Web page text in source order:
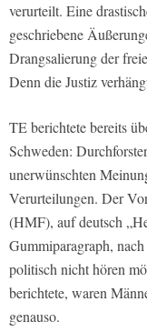
verurteilt. Eine
geschriebene
Drangsalierung der
Denn die Justiz
TE berichtete bereits
Schweden:
unerwünschten
Verurteilungen. Der
(HMF), auf deutsch
Gummiparagraph,
politisch nicht hören
berichtete, waren
genauso.